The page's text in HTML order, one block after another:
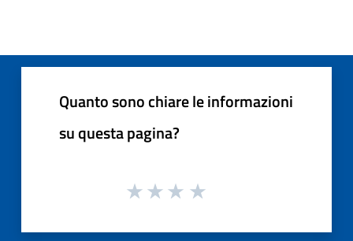
Quanto sono chiare le informazioni
su questa pagina?